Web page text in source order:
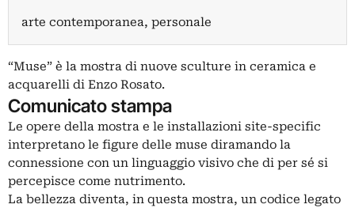
arte contemporanea, personale
“Muse” è la mostra di nuove sculture in ceramica e
acquarelli di Enzo Rosato.
Comunicato stampa
Le opere della mostra e le installazioni site-specific
interpretano le figure delle muse diramando la
connessione con un linguaggio visivo che di per sé si
percepisce come nutrimento.
La bellezza diventa, in questa mostra, un codice legato